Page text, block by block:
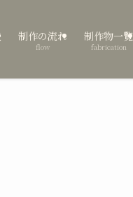
制作の流れ
flow
制作物一覧
fabrication